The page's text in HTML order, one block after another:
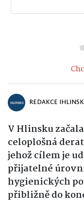
REDAKCE
V Hlinsku
celoplošná
jehož cílem je
přijatelné
hygienických
přibližně do